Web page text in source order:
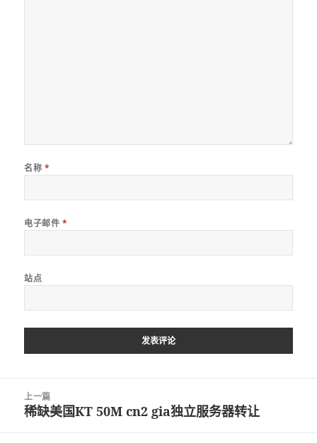
名称 *
电子邮件 *
站点
上一篇
上
稀缺美国KT 50M cn2 gia独立服务器转让